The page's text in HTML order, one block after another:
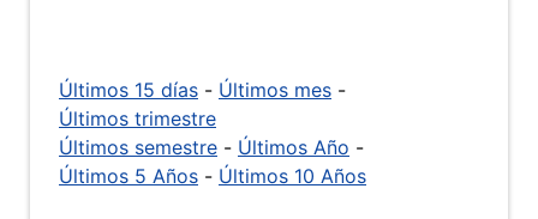
Últimos 15 días - Últimos mes -
Últimos trimestre
Últimos semestre - Últimos Año -
Últimos 5 Años - Últimos 10 Años